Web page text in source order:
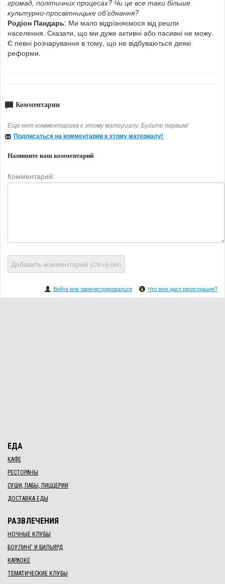
громад, політичних процесах? Чи це все таки більше
культурно-просвітницьке об’єднання?
Родіон Пандарь: Ми мало відрізняємося від решти
населення. Сказати, що ми дуже активні або пасивні не можу.
Є певні розчарування в тому, що не відбуваються деякі
реформи.
Комментарии
Еще нет комментариев к этому материалу. Будьте первым!
Подписаться на комментарии к этому материалу!
Напишите ваш комментарий
Комментарий:
Добавить комментарий (Ctrl+Enter)
Войти или зарегистрироваться Что мне даст регистрация?
ЕДА
КАФЕ
РЕСТОРАНЫ
СУШИ, ПАБЫ, ПИЦЦЕРИИ
ДОСТАВКА ЕДЫ
РАЗВЛЕЧЕНИЯ
НОЧНЫЕ КЛУБЫ
БОУЛИНГ И БИЛЬЯРД
КАРАОКЕ
ТЕМАТИЧЕСКИЕ КЛУБЫ